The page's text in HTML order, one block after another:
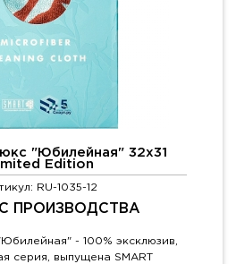
"Юбилейная" 32x31
Edition
RU-1035-12
ПРОИЗВОДСТВА
- 100% эксклюзив,
серия, выпущена SMART